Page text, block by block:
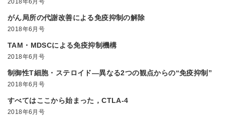
がん局所の代謝改善による免疫抑制の解除
2018年6月号
TAM・MDSCによる免疫抑制機構
2018年6月号
制御性T細胞・ステロイド―異なる2つの観点からの“免疫抑制”
2018年6月号
すべてはここから始まった，CTLA-4
2018年6月号